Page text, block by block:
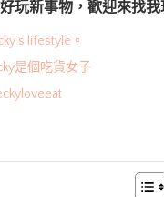
玩新事物，歡迎來找我
lifestyle。
是個吃貨女子